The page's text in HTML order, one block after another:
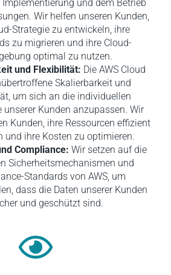
Implementierung und dem Betrieb
Wir helfen unseren Kunden,
Strategie zu entwickeln, ihre
zu migrieren und ihre Cloud-
optimal zu nutzen.
und Flexibilität: Die AWS Cloud
Skalierbarkeit und
um sich an die individuellen
unserer Kunden anzupassen. Wir
Kunden, ihre Ressourcen effizient
und ihre Kosten zu optimieren.
Compliance: Wir setzen auf die
Sicherheitsmechanismen und
Standards von AWS, um
dass die Daten unserer Kunden
und geschützt sind.